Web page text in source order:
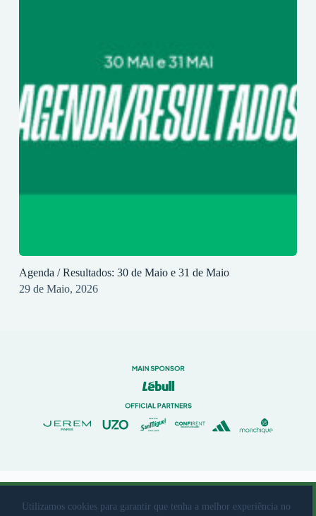
Utilizamos cookies para garantir que tenha a melhor experiência no
Agenda / Resultados: 30 de Maio e 31 de Maio
29 de Maio, 2026
© 2023 Rio Ave Futebol Clube Desenvolvido porbrandit